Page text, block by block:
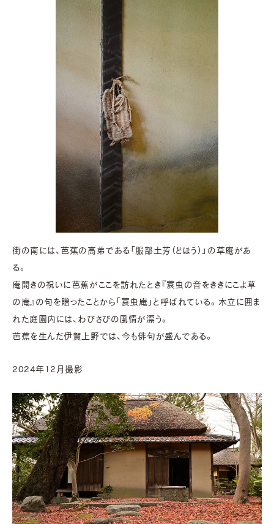
街の南には、芭蕉の高弟である「服部土芳（どほう）」の草庵があ
る。
庵開きの祝いに芭蕉がここを訪れたとき『蓑虫の音をききにこよ草
の庵』の句を贈ったことから「蓑虫庵」と呼ばれている。木立に囲ま
れた庭園内には、わびさびの風情が漂う。
芭蕉を生んだ伊賀上野では、今も俳句が盛んである。
2024年12月撮影